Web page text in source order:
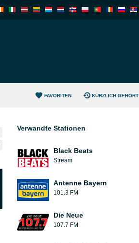
FAVORITEN KÜRZLICH GEHÖRT
Verwandte Stationen
Black Beats
Stream
Antenne Bayern
101.3 FM
Die Neue
107.7 FM